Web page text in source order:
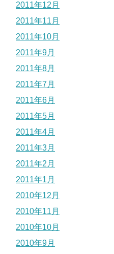
2011年12月
2011年11月
2011年10月
2011年9月
2011年8月
2011年7月
2011年6月
2011年5月
2011年4月
2011年3月
2011年2月
2011年1月
2010年12月
2010年11月
2010年10月
2010年9月